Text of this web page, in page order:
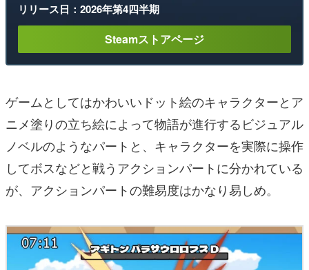
リリース日：2026年第4四半期
Steamストアページ
ゲームとしてはかわいいドット絵のキャラクターとア
ニメ塗りの立ち絵によって物語が進行するビジュアル
ノベルのようなパートと、キャラクターを実際に操作
してボスなどと戦うアクションパートに分かれている
が、アクションパートの難易度はかなり易しめ。